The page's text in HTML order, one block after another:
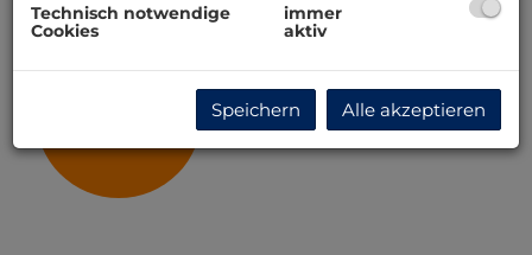
Technisch notwendige
Cookies
immer
aktiv
Speichern Alle akzeptieren